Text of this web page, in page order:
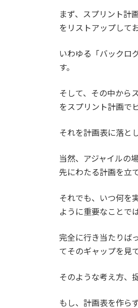
まず、スプリント計
をリストアップして
いわゆる「バックロ
す。
そして、その中から
をスプリント計画で
それを計画表に落と
当然、アジャイルの
先にわたる計画を立
それでも、いつ何を
ように重要なことで
完全に行き当たりば
てそのギャップを見
そのような考え方、
もし、計画表を作ら